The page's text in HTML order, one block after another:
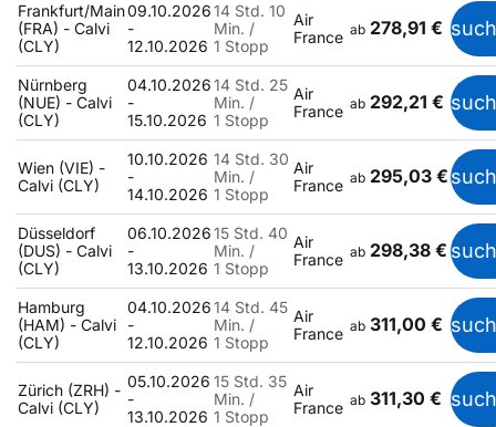
Frankfurt/Main
(FRA) - Calvi
(CLY)
09.10.2026
-
12.10.2026
14 Std. 10
Min. /
1 Stopp
Air
France ab 278,91 €
Nürnberg
(NUE) - Calvi
(CLY)
04.10.2026
-
15.10.2026
14 Std. 25
Min. /
1 Stopp
Air
France ab 292,21 €
Wien (VIE) -
Calvi (CLY)
10.10.2026
-
14.10.2026
14 Std. 30
Min. /
1 Stopp
Air
France ab 295,03 €
Düsseldorf
(DUS) - Calvi
(CLY)
06.10.2026
-
13.10.2026
15 Std. 40
Min. /
1 Stopp
Air
France ab 298,38 €
Hamburg
(HAM) - Calvi
(CLY)
04.10.2026
-
12.10.2026
14 Std. 45
Min. /
1 Stopp
Air
France ab 311,00 €
Zürich (ZRH) -
Calvi (CLY)
05.10.2026
-
13.10.2026
15 Std. 35
Min. /
1 Stopp
Air
France ab 311,30 €